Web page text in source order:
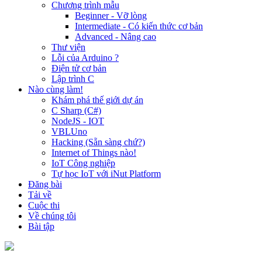
Chương trình mẫu
Beginner - Vỡ lòng
Intermediate - Có kiến thức cơ bản
Advanced - Nâng cao
Thư viện
Lỗi của Arduino ?
Điện tử cơ bản
Lập trình C
Nào cùng làm!
Khám phá thế giới dự án
C Sharp (C#)
NodeJS - IOT
VBLUno
Hacking (Sẵn sàng chứ?)
Internet of Things nào!
IoT Công nghiệp
Tự học IoT với iNut Platform
Đăng bài
Tải về
Cuộc thi
Về chúng tôi
Bài tập